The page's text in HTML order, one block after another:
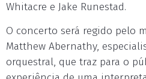
Whitacre e Jake Runestad.
O concerto será regido pelo
Matthew Abernathy,
orquestral, que traz para o